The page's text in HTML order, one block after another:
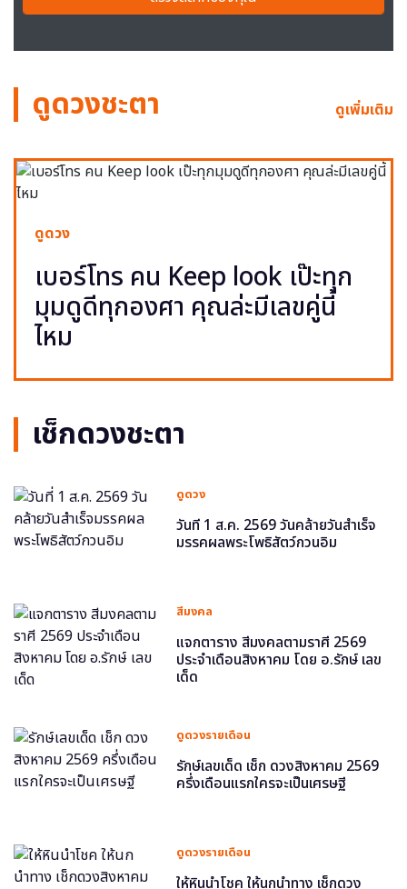
ดูดวงชะตา ดูเพิ่มเติม
ดูดวง
เบอร์โทร คน Keep look เป๊ะทุก
มุมดูดีทุกองศา คุณล่ะมีเลขคู่นี้
ไหม
เช็กดวงชะตา
ดูดวง
วันที่ 1 ส.ค. 2569 วันคล้ายวันสำเร็จ
มรรคผลพระโพธิสัตว์กวนอิม
สีมงคล
แจกตาราง สีมงคลตามราศี 2569
ประจำเดือนสิงหาคม โดย อ.รักษ์ เลข
เด็ด
ดูดวงรายเดือน
รักษ์เลขเด็ด เช็ก ดวงสิงหาคม 2569
ครึ่งเดือนแรกใครจะเป็นเศรษฐี
ดูดวงรายเดือน
ให้หินนำโชค ให้นกนำทาง เช็กดวง